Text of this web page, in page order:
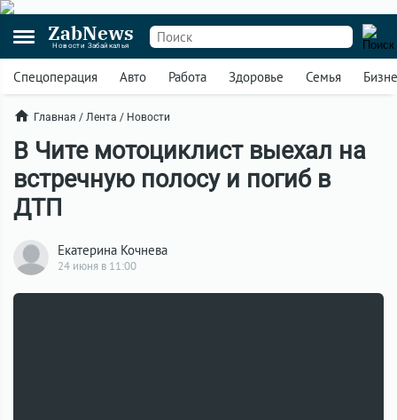
ZabNews
Новости Забайкалья
Спецоперация Авто Работа Здоровье Семья
Главная / Лента / Новости
В Чите мотоциклист выехал на
встречную полосу и погиб в
ДТП
Екатерина Кочнева
24 июня в 11:00